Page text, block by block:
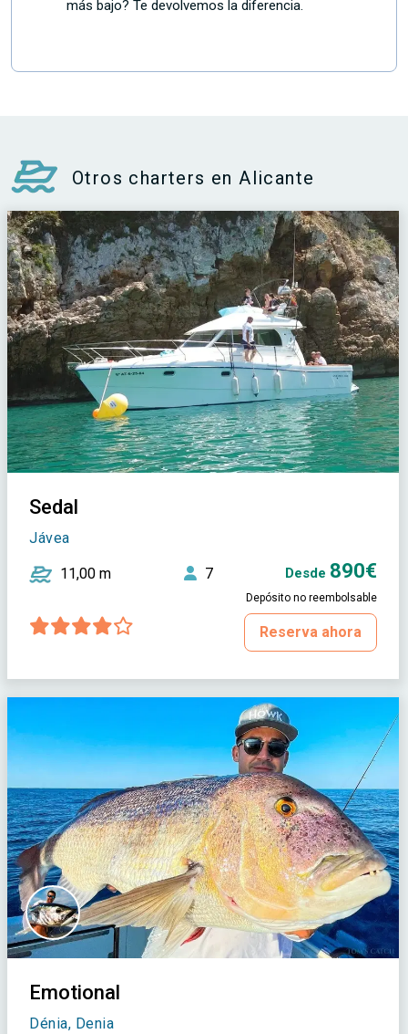
más bajo? Te devolvemos la diferencia.
Otros charters en Alicante
Sedal
Jávea
11,00 m 7 Desde 890€
Depósito no reembolsable
Reserva ahora
Emotional
Dénia, Denia